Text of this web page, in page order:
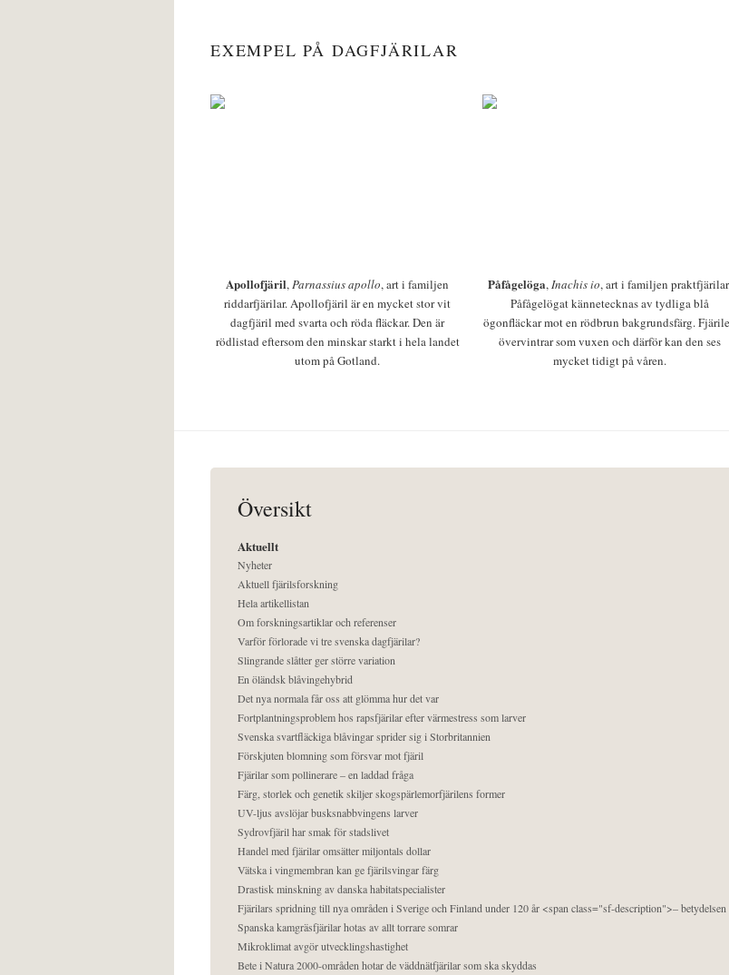
EXEMPEL PÅ DAGFJÄRILAR
Apollofjäril,Parnassius apollo, art i familjen
riddarfjärilar. Apollofjäril är en mycket stor vit
dagfjäril med svarta och röda fläckar. Den är
rödlistad eftersom den minskar starkt i hela landet
utom på Gotland.
Påfågelöga,Inachis io, art i familjen
Påfågelögat kännetecknas av tydliga blå
ögonfläckar mot en rödbrun bakgrundsfärg.
övervintrar som vuxen och därför kan den ses
mycket tidigt på våren.
Översikt
Aktuellt
Nyheter
Aktuell fjärilsforskning
Hela artikellistan
Om forskningsartiklar och referenser
Varför förlorade vi tre svenska dagfjärilar?
Slingrande slåtter ger större variation
En öländsk blåvingehybrid
Det nya normala får oss att glömma hur det var
Fortplantningsproblem hos rapsfjärilar efter värmestress som larver
Svenska svartfläckiga blåvingar sprider sig i Storbritannien
Förskjuten blomning som försvar mot fjäril
Fjärilar som pollinerare – en laddad fråga
Färg, storlek och genetik skiljer skogspärlemorfjärilens former
UV-ljus avslöjar busksnabbvingens larver
Sydrovfjäril har smak för stadslivet
Handel med fjärilar omsätter miljontals dollar
Vätska i vingmembran kan ge fjärilsvingar färg
Drastisk minskning av danska habitatspecialister
Fjärilars spridning till nya områden i Sverige och Finland under 120 år <span class="sf-description">–
Spanska kamgräsfjärilar hotas av allt torrare somrar
Mikroklimat avgör utvecklingshastighet
Bete i Natura 2000-områden hotar de väddnätfjärilar som ska skyddas